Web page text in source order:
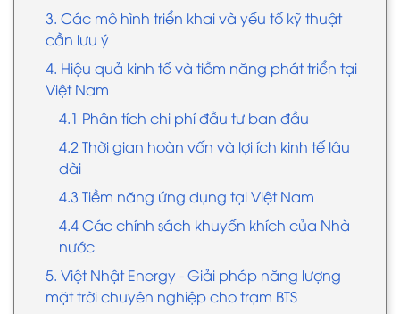
3. Các mô hình triển khai và yếu tố kỹ thuật
cần lưu ý
4. Hiệu quả kinh tế và tiềm năng phát triển tại
Việt Nam
4.1 Phân tích chi phí đầu tư ban đầu
4.2 Thời gian hoàn vốn và lợi ích kinh tế lâu
dài
4.3 Tiềm năng ứng dụng tại Việt Nam
4.4 Các chính sách khuyến khích của Nhà
nước
5. Việt Nhật Energy - Giải pháp năng lượng
mặt trời chuyên nghiệp cho trạm BTS